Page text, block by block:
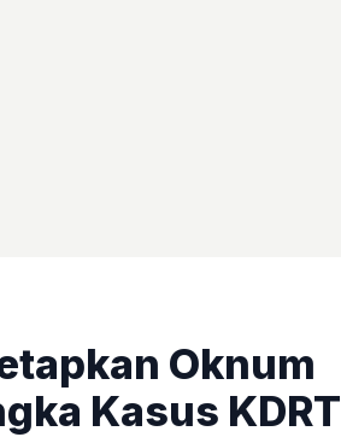
Oknum
Kasus KDRT